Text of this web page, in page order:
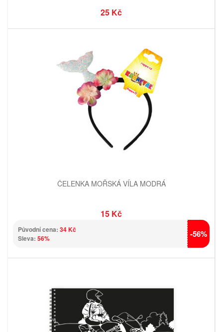
25 Kč
ČELENKA MOŘSKÁ VÍLA MODRÁ
15 Kč
Původní cena: 34 Kč
Sleva: 56% -56%